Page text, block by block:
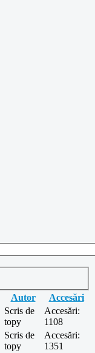
Autor
Accesări
Scris de
topy
Accesări:
1108
Scris de
topy
Accesări:
1351